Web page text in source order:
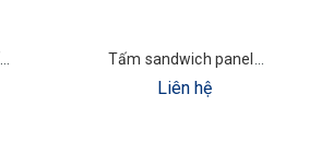
Phụ kiện thi công tấm Panel
Liên hệ